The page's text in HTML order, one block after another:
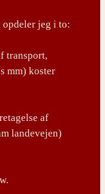
jeg i to:
transport,
mm) koster
af
landevejen)